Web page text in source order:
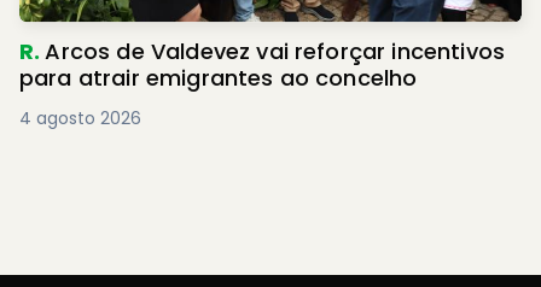
R.Arcos de Valdevez vai reforçar incentivos
para atrair emigrantes ao concelho
4 agosto 2026